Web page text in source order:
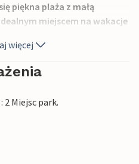
piękna plaża z małą
miejscem na wakacje
wybrać się na relaksujące
Ciebie. Godna polecenia jest
są PPO380.
więcej
Miejsc park.